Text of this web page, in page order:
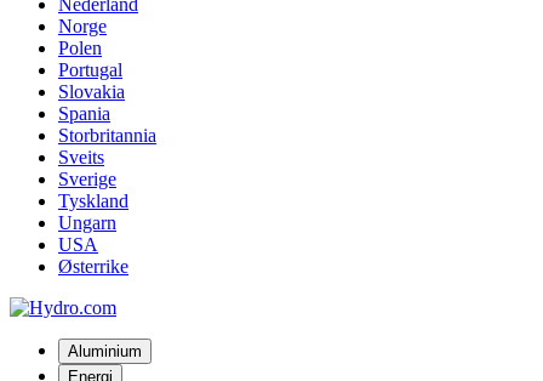
Nederland
Norge
Polen
Portugal
Slovakia
Spania
Storbritannia
Sveits
Sverige
Tyskland
Ungarn
USA
Østerrike
Aluminium
Energi